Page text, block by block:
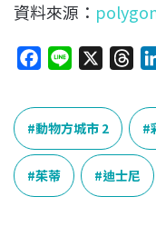
資料來源：
c
e
b
o
o
n
e
r
a
d
s
動物方城市 2
茱蒂 迪士尼